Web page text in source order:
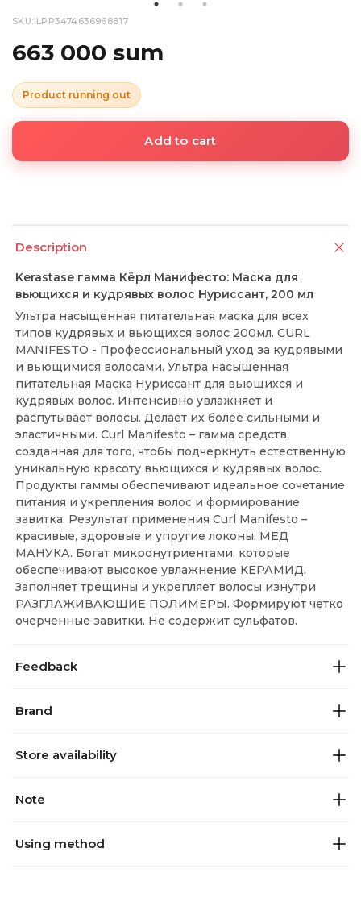
SKU: LPP3474636968817
663 000 sum
Product running out
Add to cart
Description
Kerastase гамма Кёрл Манифесто: Маска для
вьющихся и кудрявых волос Нуриссант, 200 мл
Ультра насыщенная питательная маска для всех
типов кудрявых и вьющихся волос 200мл. CURL
MANIFESTO - Профессиональный уход за кудрявыми
и вьющимися волосами. Ультра насыщенная
питательная Маска Нуриссант для вьющихся и
кудрявых волос. Интенсивно увлажняет и
распутывает волосы. Делает их более сильными и
эластичными. Curl Manifesto – гамма средств,
созданная для того, чтобы подчеркнуть естественную
уникальную красоту вьющихся и кудрявых волос.
Продукты гаммы обеспечивают идеальное сочетание
питания и укрепления волос и формирование
завитка. Результат применения Curl Manifesto –
красивые, здоровые и упругие локоны. МЕД
МАНУКА. Богат микронутриентами, которые
обеспечивают высокое увлажнение КЕРАМИД.
Заполняет трещины и укрепляет волосы изнутри
РАЗГЛАЖИВАЮЩИЕ ПОЛИМЕРЫ. Формируют четко
очерченные завитки. Не содержит сульфатов.
Feedback
Brand
Store availability
Note
Using method